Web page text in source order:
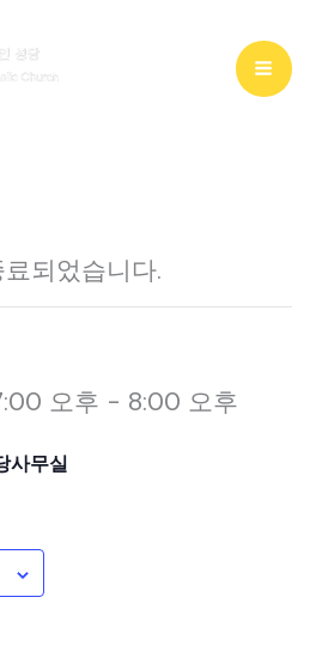
되었습니다.
오후 - 8:00 오후
사무실